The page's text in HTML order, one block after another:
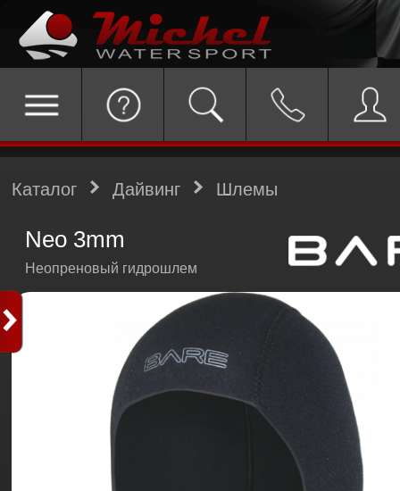
Каталог Дайвинг Шлемы
Neo 3mm
Неопреновый гидрошлем